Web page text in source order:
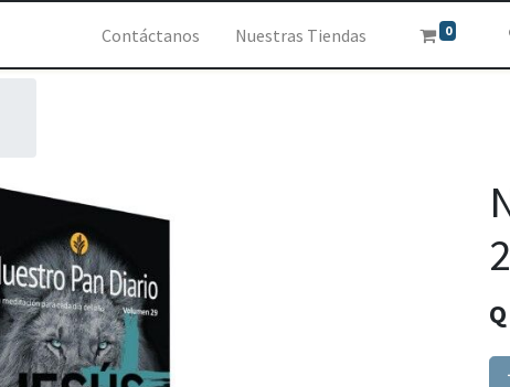
Contáctanos Nuestras Tiendas 0
Q